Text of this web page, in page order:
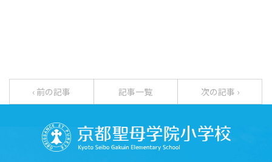
‹ 前の記事 記事一覧 次の記事 ›